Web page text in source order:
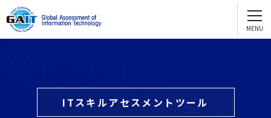
団体受験 個人受験
GAITを知る
ITスキルアセスメントツール